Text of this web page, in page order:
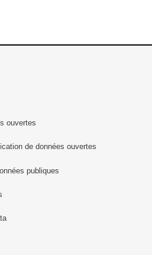
ouvertes
de données ouvertes
publiques